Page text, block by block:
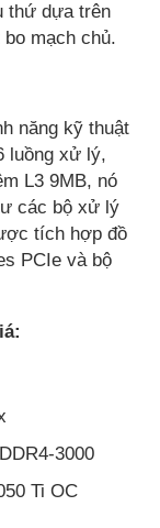
thứ dựa trên
mạch chủ.
năng kỹ thuật
luồng xử lý,
L3 9MB, nó
các bộ xử lý
tích hợp đồ
PCIe và bộ
3000
Ti OC